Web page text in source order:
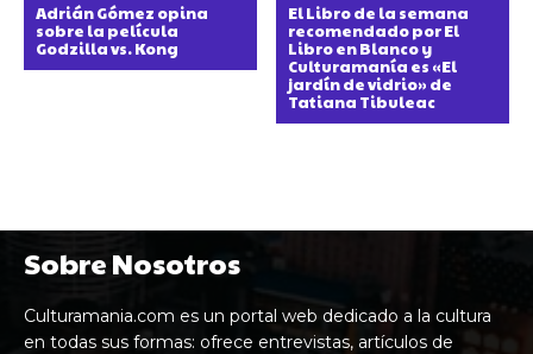
Adrián Gómez opina
sobre la película
Godzilla vs. Kong
El Libro de la semana
recomendado por El
Libro en Blanco y
Culturamanía es «El
jardín de vidrio» de
Tatiana Tibuleac
Sobre Nosotros
Culturamania.com es un portal web dedicado a la cultura
en todas sus formas: ofrece entrevistas, artículos de